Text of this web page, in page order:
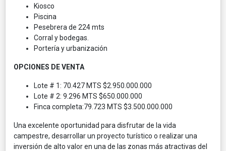
Kiosco
Piscina
Pesebrera de 224 mts
Corral y bodegas.
Portería y urbanización
OPCIONES DE VENTA
Lote # 1: 70.427 MTS $2.950.000.000
Lote # 2: 9.296 MTS $650.000.000
Finca completa:79.723 MTS $3.500.000.000
Una excelente oportunidad para disfrutar de la vida
campestre, desarrollar un proyecto turístico o realizar una
inversión de alto valor en una de las zonas más atractivas del